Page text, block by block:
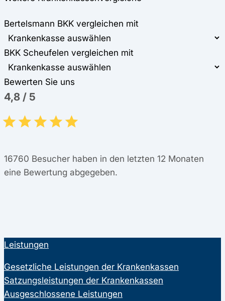
Bertelsmann BKK vergleichen mit
BKK Scheufelen vergleichen mit
Bewerten Sie uns
4,8 / 5
16760 Besucher haben in den letzten 12 Monaten
eine Bewertung abgegeben.
Leistungen
Gesetzliche Leistungen der Krankenkassen
Satzungsleistungen der Krankenkassen
Ausgeschlossene Leistungen